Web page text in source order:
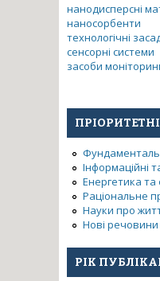
нанодисперсні
наносорбенти
технологічні
сенсорні системи
засоби
Інформаційні
Енергетика та
Раціональне
Науки про
Нові речовини
РІК